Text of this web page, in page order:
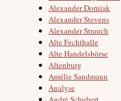
Alexander Dorniak
Alexander Stevens
Alexander Strauch
Alte Fechthalle
Alte Handelsbörse
Altenburg
Amélie Sandmann
Analyse